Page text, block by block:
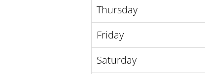
Thursday
Friday
Saturday